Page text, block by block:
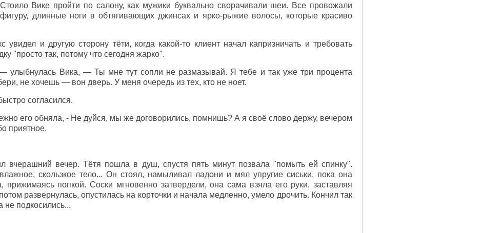
Вике пройти по салону, как мужики буквально сворачивали шеи. Все провожали
длинные ноги в обтягивающих джинсах и ярко-рыжие волосы, которые красиво
увидел и другую сторону тёти, когда какой-то клиент начал капризничать и требовать
"просто так, потому что сегодня жарко".
Вика, — Ты мне тут сопли не размазывай. Я тебе и так уже три процента
не хочешь — вон дверь. У меня очередь из тех, кто не ноет.
согласился.
его обняла, - Не дуйся, мы же договорились, помнишь? А я своё слово держу, вечером
приятное.
вчерашний вечер. Тётя пошла в душ, спустя пять минут позвала "помыть ей спинку".
скользкое тело... Он стоял, намыливал ладони и мял упругие сиськи, пока она
прижимаясь попкой. Соски мгновенно затвердели, она сама взяла его руки, заставляя
развернулась, опустилась на корточки и начала медленно, умело дрочить. Кончил так
не подкосились...